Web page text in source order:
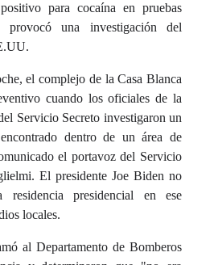
para cocaína en pruebas
provocó una investigación del
el complejo de la Casa Blanca
cuando los oficiales de la
Servicio Secreto investigaron un
dentro de un área de
el portavoz del Servicio
El presidente Joe Biden no
residencia presidencial en ese
locales.
al Departamento de Bomberos